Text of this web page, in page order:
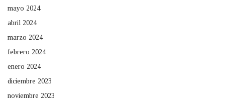
mayo 2024
abril 2024
marzo 2024
febrero 2024
enero 2024
diciembre 2023
noviembre 2023